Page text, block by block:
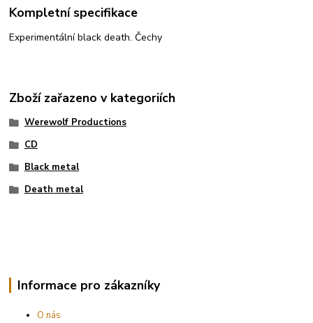
Kompletní specifikace
Experimentální black death. Čechy
Zboží zařazeno v kategoriích
Werewolf Productions
CD
Black metal
Death metal
Informace pro zákazníky
O nás